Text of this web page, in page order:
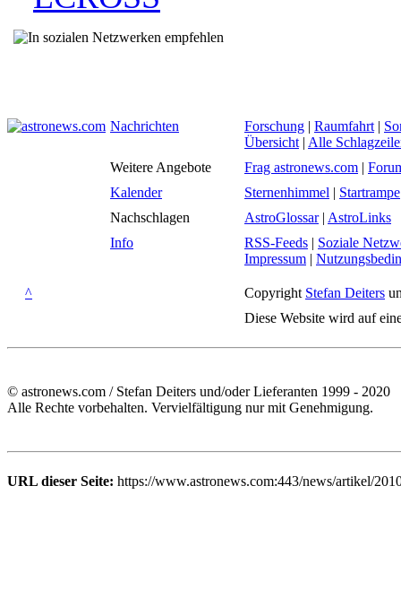
Nachrichten Forschung | Raumfahrt |
Übersicht | Alle
Weitere Angebote
Frag astronews.com |
Kalender
Sternenhimmel | Startrampe
Nachschlagen
AstroGlossar| AstroLinks
Info
RSS-Feeds | Soziale
Impressum |
^ Copyright Stefan Deiters
Diese Website wird auf
© astronews.com / Stefan Deiters und/oder Lieferanten 1999 - 2020
Alle Rechte vorbehalten. Vervielfältigung nur mit Genehmigung.
URL dieser Seite: https://www.astronews.com:443/news/artikel/